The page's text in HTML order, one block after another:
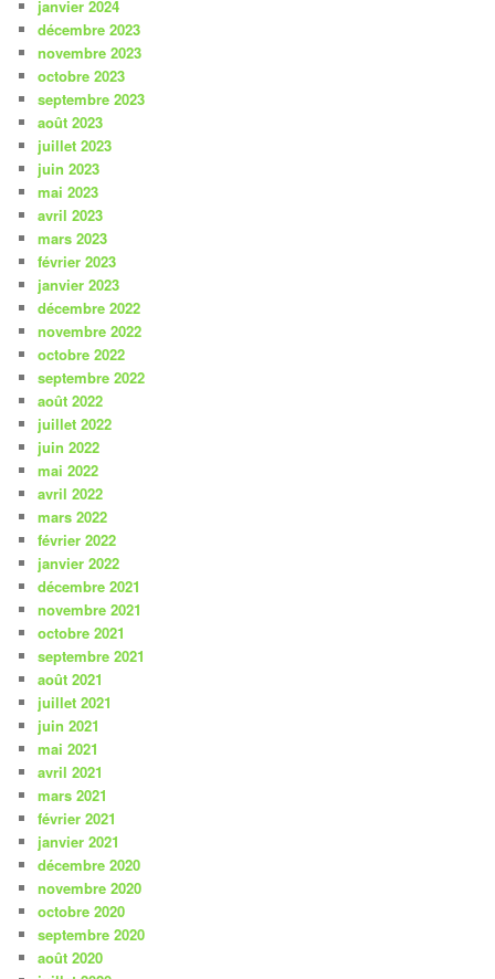
janvier 2024
décembre 2023
novembre 2023
octobre 2023
septembre 2023
août 2023
juillet 2023
juin 2023
mai 2023
avril 2023
mars 2023
février 2023
janvier 2023
décembre 2022
novembre 2022
octobre 2022
septembre 2022
août 2022
juillet 2022
juin 2022
mai 2022
avril 2022
mars 2022
février 2022
janvier 2022
décembre 2021
novembre 2021
octobre 2021
septembre 2021
août 2021
juillet 2021
juin 2021
mai 2021
avril 2021
mars 2021
février 2021
janvier 2021
décembre 2020
novembre 2020
octobre 2020
septembre 2020
août 2020